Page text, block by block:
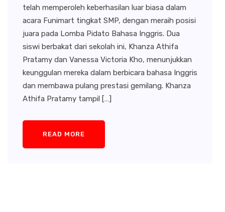
telah memperoleh keberhasilan luar biasa dalam
acara Funimart tingkat SMP, dengan meraih posisi
juara pada Lomba Pidato Bahasa Inggris. Dua
siswi berbakat dari sekolah ini, Khanza Athifa
Pratamy dan Vanessa Victoria Kho, menunjukkan
keunggulan mereka dalam berbicara bahasa Inggris
dan membawa pulang prestasi gemilang. Khanza
Athifa Pratamy tampil […]
READ MORE